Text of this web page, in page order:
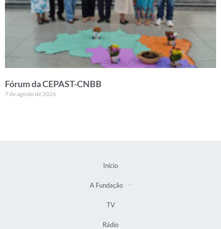
Fórum da CEPAST-CNBB
7 de agosto de 2026
Início
A Fundação
TV
Rádio